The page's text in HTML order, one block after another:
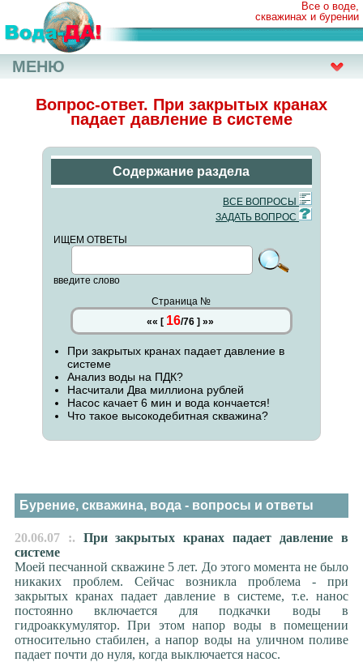
Все о воде,
скважинах и бурении
Вопрос-ответ. При закрытых кранах
падает давление в системе
Содержание раздела
ВСЕ ВОПРОСЫ
ЗАДАТЬ ВОПРОС
ИЩЕМ ОТВЕТЫ
введите слово
Страница №
«« [ 16/76] »»
При закрытых кранах падает давление в
системе
Анализ воды на ПДК?
Насчитали Два миллиона рублей
Насос качает 6 мин и вода кончается!
Что такое высокодебитная скважина?
Бурение, скважина, вода - вопросы и ответы
20.06.07 :. При закрытых кранах падает давление в
системе
Моей песчанной скважине 5 лет. До этого момента не было
никаких проблем. Сейчас возникла проблема - при
закрытых кранах падает давление в системе, т.е. нанос
постоянно включается для подкачки воды в
гидроаккумулятор. При этом напор воды в помещении
относительно стабилен, а напор воды на уличном поливе
падает почти до нуля, когда выключается насос.
МЕНЮ